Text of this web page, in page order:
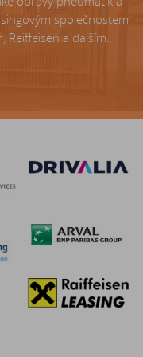
společnostem
Reiffeisen a dalším.